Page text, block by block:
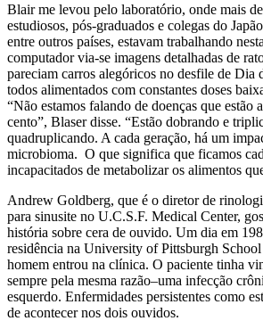
Blair me levou pelo laboratório, onde mais
estudiosos, pós-graduados e colegas do
entre outros países, estavam trabalhando
computador via-se imagens detalhadas de
pareciam carros alegóricos no desfile de Dia
todos alimentados com constantes doses
“Não estamos falando de doenças que estão
cento”, Blaser disse. “Estão dobrando e
quadruplicando. A cada geração, há um
microbioma. O que significa que ficamos
incapacitados de metabolizar os alimentos
Andrew Goldberg, que é o diretor de
para sinusite no U.C.S.F. Medical Center,
história sobre cera de ouvido. Um dia em
residência na University of Pittsburgh
homem entrou na clínica. O paciente tinha
sempre pela mesma razão–uma infecção
esquerdo. Enfermidades persistentes como
de acontecer nos dois ouvidos.